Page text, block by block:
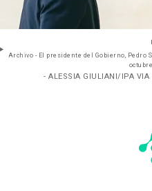
Archivo - El presidente del Gobierno, Pedro
- ALESSIA GIULIANI/IPA